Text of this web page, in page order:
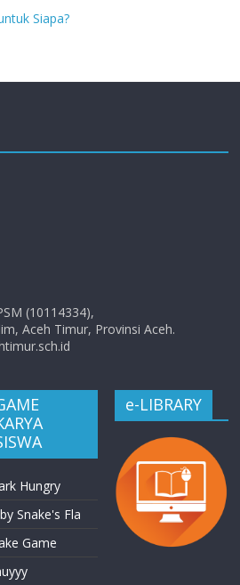
Siapa?
(10114334),
Aceh Timur, Provinsi Aceh.
Hungry
Snake's Fla
Game
e-LIBRARY